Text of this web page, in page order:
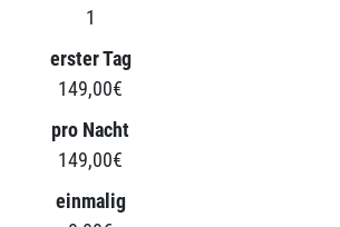
1
erster Tag
149,00€
pro Nacht
149,00€
einmalig